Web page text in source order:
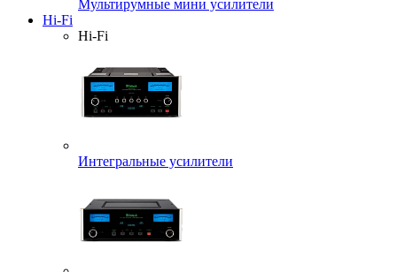
Мультирумные мини усилители
Hi-Fi
Hi-Fi
Интегральные усилители